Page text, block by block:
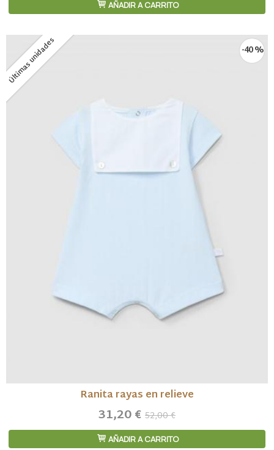
AÑADIR A CARRITO
Últimas unidades -40 %
Ranita rayas en relieve
31,20 € 52,00 €
AÑADIR A CARRITO